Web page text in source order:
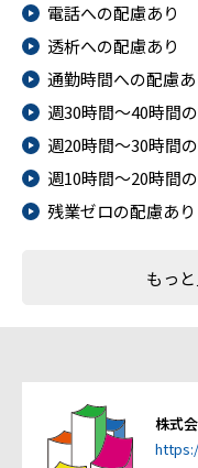
電話への配慮あり
透析への配慮あり
通勤時間への配慮あ
週30時間～40時間
週20時間～30時間
週10時間～20時間
残業ゼロの配慮あり
もっ
株式